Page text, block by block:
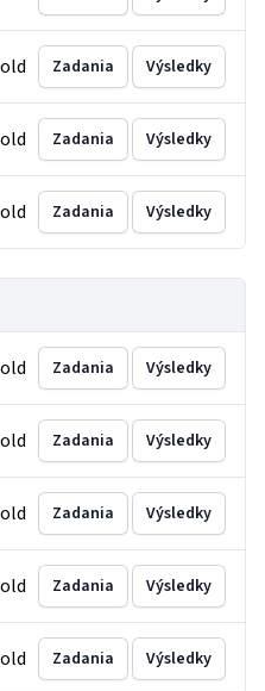
Zadania Výsledky
Zadania Výsledky
Zadania Výsledky
Zadania Výsledky
Zadania Výsledky
Zadania Výsledky
Zadania Výsledky
Zadania Výsledky